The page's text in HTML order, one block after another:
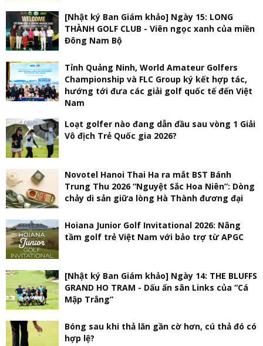
[Nhật ký Ban Giám khảo] Ngày 15: LONG
THÀNH GOLF CLUB - Viên ngọc xanh của miền
Đông Nam Bộ
Tỉnh Quảng Ninh, World Amateur Golfers
Championship và FLC Group ký kết hợp tác,
hướng tới đưa các giải golf quốc tế đến Việt
Nam
Loạt golfer nào đang dẫn đầu sau vòng 1 Giải
Vô địch Trẻ Quốc gia 2026?
Novotel Hanoi Thai Ha ra mắt BST Bánh
Trung Thu 2026 “Nguyệt Sắc Hoa Niên”: Dòng
chảy di sản giữa lòng Hà Thành đương đại
Hoiana Junior Golf Invitational 2026: Nâng
tầm golf trẻ Việt Nam với bảo trợ từ APGC
[Nhật ký Ban Giám khảo] Ngày 14: THE BLUFFS
GRAND HO TRAM - Dấu ấn sân Links của “Cá
Mập Trắng”
Bóng sau khi thả lăn gần cờ hơn, cú thả đó có
hợp lệ?